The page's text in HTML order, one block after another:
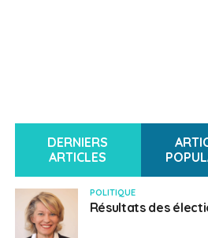
DERNIERS
ARTICLES
POLITIQUE
Résultats des